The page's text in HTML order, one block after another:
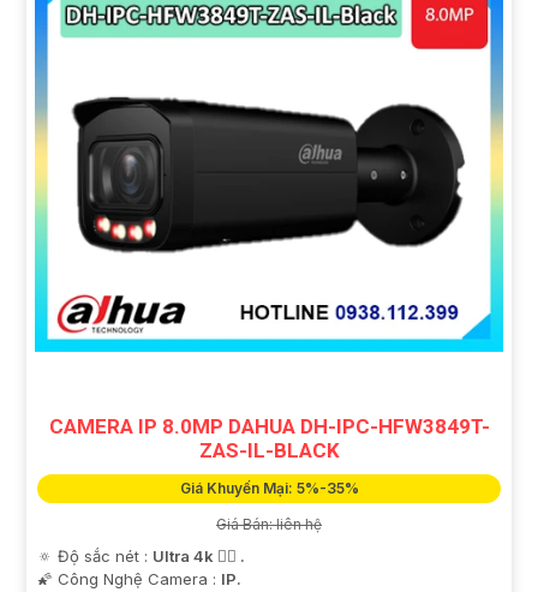
sử dụng, Camera 4K Siêu Sắc Nét là sự lựa chọn hàng
đầu cho hệ thống an ninh của bạn."
CAMERA IP 8.0MP DAHUA DH-IPC-HFW3849T-
ZAS-IL-BLACK
Giá Khuyến Mại: 5%-35%
Giá Bán: liên hệ
🔅 Độ sắc nét : Ultra 4k 👍🏾 .
🌠 Công Nghệ Camera : IP.